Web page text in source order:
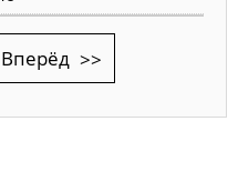
Вперёд